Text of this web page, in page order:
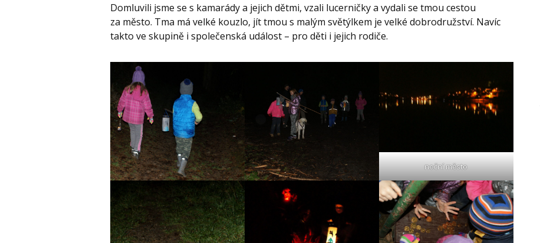
Domluvili jsme se s kamarády a jejich dětmi, vzali lucerničky a vydali se tmou cestou
za město. Tma má velké kouzlo, jít tmou s malým světýlkem je velké dobrodružství. Navíc
takto ve skupině i společenská událost – pro děti i jejich rodiče.
noční město